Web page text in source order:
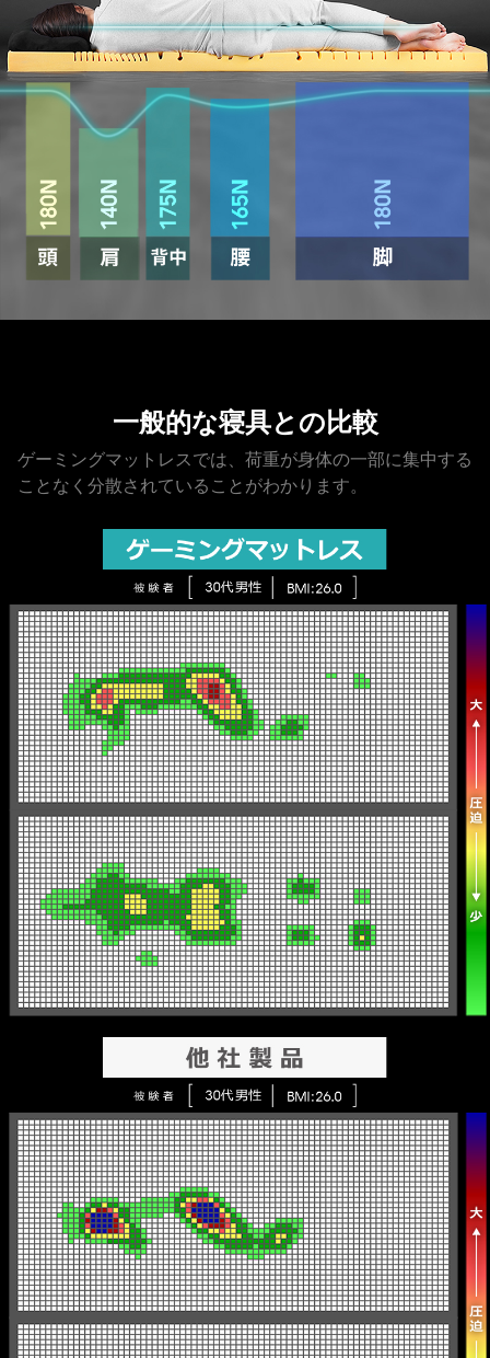
一般的な寝具との比較
ゲーミングマットレスでは、荷重が身体の一部に集中する
ことなく分散されていることがわかります。